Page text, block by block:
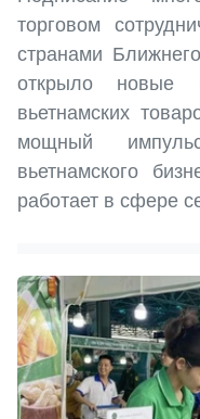
торговом
странами
открыло новые
вьетнамских
мощный
вьетнамского
работает в сфере